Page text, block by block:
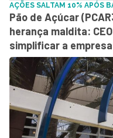
AÇÕES SALTAM 10% APÓS
Pão de Açúcar
herança maldita:
simplificar a